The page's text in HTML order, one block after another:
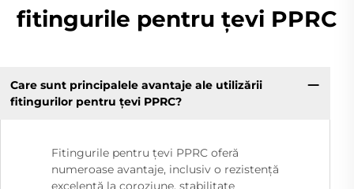
fitingurile pentru țevi PPRC
Care sunt principalele avantaje ale utilizării
fitingurilor pentru țevi PPRC?
Fitingurile pentru țevi PPRC oferă
numeroase avantaje, inclusiv o rezistență
excelentă la coroziune, stabilitate